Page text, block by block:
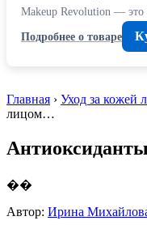
Makeup Revolution — это
Подробнее о товаре
Главная › Уход за кожей
лицом…
��
Автор: Ирина